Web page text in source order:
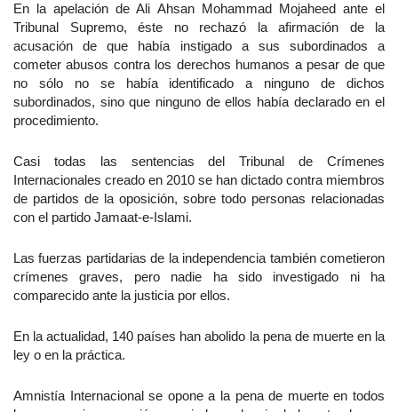
En la apelación de Ali Ahsan Mohammad Mojaheed ante el
Tribunal Supremo, éste no rechazó la afirmación de la
acusación de que había instigado a sus subordinados a
cometer abusos contra los derechos humanos a pesar de que
no sólo no se había identificado a ninguno de dichos
subordinados, sino que ninguno de ellos había declarado en el
procedimiento.
Casi todas las sentencias del Tribunal de Crímenes
Internacionales creado en 2010 se han dictado contra miembros
de partidos de la oposición, sobre todo personas relacionadas
con el partido Jamaat-e-Islami.
Las fuerzas partidarias de la independencia también cometieron
crímenes graves, pero nadie ha sido investigado ni ha
comparecido ante la justicia por ellos.
En la actualidad, 140 países han abolido la pena de muerte en la
ley o en la práctica.
Amnistía Internacional se opone a la pena de muerte en todos